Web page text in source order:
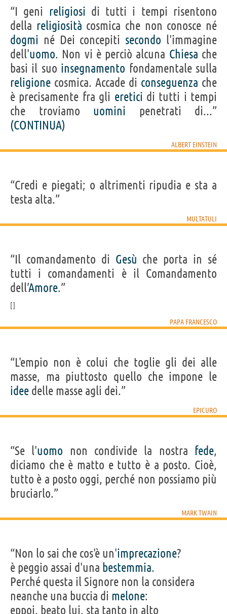
“I geni religiosi di tutti i tempi risentono
della religiosità cosmica che non conosce né
dogmi né Dei concepiti secondo l'immagine
dell'uomo. Non vi è perciò alcuna Chiesa che
basi il suo insegnamento fondamentale sulla
religione cosmica. Accade di conseguenza che
è precisamente fra gli eretici di tutti i tempi
che troviamo uomini penetrati di...”
(CONTINUA)
ALBERT EINSTEIN
“Credi e piegati; o altrimenti ripudia e sta a
testa alta.”
MULTATULI
“Il comandamento di Gesù che porta in sé
tutti i comandamenti è il Comandamento
dell’Amore.”
PAPA FRANCESCO
“L'empio non è colui che toglie gli dei alle
masse, ma piuttosto quello che impone le
idee delle masse agli dei.”
EPICURO
“Se l'uomo non condivide la nostra fede,
diciamo che è matto e tutto è a posto. Cioè,
tutto è a posto oggi, perché non possiamo più
bruciarlo.”
MARK TWAIN
“Non lo sai che cos'è un'imprecazione?
è peggio assai d'una bestemmia.
Perché questa il Signore non la considera
neanche una buccia di melone:
eppoi, beato lui, sta tanto in alto